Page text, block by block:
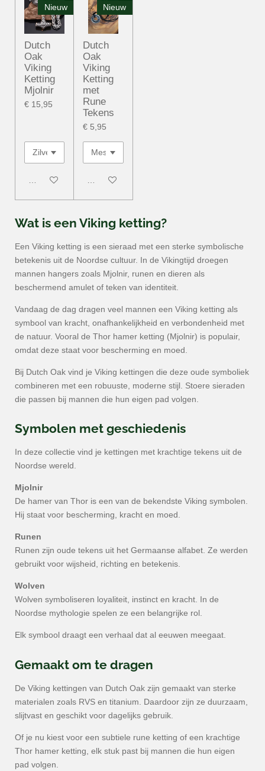
Nieuw
Dutch
Oak
Viking
Ketting
Mjolnir
€ 15,95
In winkelwagen
Nieuw
Dutch
Oak
Viking
Ketting
met
Rune
Tekens
€ 5,95
In winkelwagen
Wat is een Viking ketting?
Een Viking ketting is een sieraad met een sterke symbolische
betekenis uit de Noordse cultuur. In de Vikingtijd droegen
mannen hangers zoals Mjolnir, runen en dieren als
beschermend amulet of teken van identiteit.
Vandaag de dag dragen veel mannen een Viking ketting als
symbool van kracht, onafhankelijkheid en verbondenheid met
de natuur. Vooral de Thor hamer ketting (Mjolnir) is populair,
omdat deze staat voor bescherming en moed.
Bij Dutch Oak vind je Viking kettingen die deze oude symboliek
combineren met een robuuste, moderne stijl. Stoere sieraden
die passen bij mannen die hun eigen pad volgen.
Symbolen met geschiedenis
In deze collectie vind je kettingen met krachtige tekens uit de
Noordse wereld.
Mjolnir
De hamer van Thor is een van de bekendste Viking symbolen.
Hij staat voor bescherming, kracht en moed.
Runen
Runen zijn oude tekens uit het Germaanse alfabet. Ze werden
gebruikt voor wijsheid, richting en betekenis.
Wolven
Wolven symboliseren loyaliteit, instinct en kracht. In de
Noordse mythologie spelen ze een belangrijke rol.
Elk symbool draagt een verhaal dat al eeuwen meegaat.
Gemaakt om te dragen
De Viking kettingen van Dutch Oak zijn gemaakt van sterke
materialen zoals RVS en titanium. Daardoor zijn ze duurzaam,
slijtvast en geschikt voor dagelijks gebruik.
Of je nu kiest voor een subtiele rune ketting of een krachtige
Thor hamer ketting, elk stuk past bij mannen die hun eigen
pad volgen.